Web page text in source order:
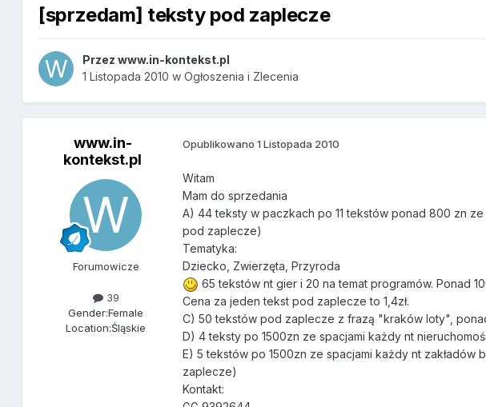
[sprzedam] teksty pod zaplecze
Przezwww.in-kontekst.pl
1 Listopada 2010 wOgłoszenia i Zlecenia
www.in-
kontekst.pl
Forumowicze
39
Gender:Female
Location:Śląskie
Opublikowano1 Listopada 2010
Witam
Mam do sprzedania
A) 44 teksty w paczkach po 11 tekstów ponad 800 zn
pod zaplecze)
Tematyka:
Dziecko, Zwierzęta, Przyroda
65 tekstów nt gier i 20 na temat programów. Ponad
Cena za jeden tekst pod zaplecze to 1,4zł.
C) 50 tekstów pod zaplecze z frazą "kraków loty",
D) 4 teksty po 1500zn ze spacjami każdy nt
E) 5 tekstów po 1500zn ze spacjami każdy nt zakładów
zaplecze)
Kontakt: